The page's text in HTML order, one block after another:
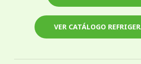
VER CATÁLOGO